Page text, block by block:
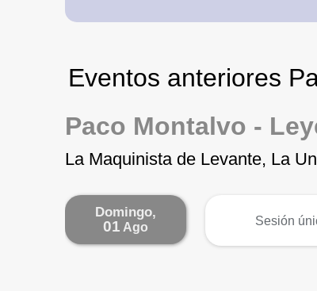
Eventos anteriores
Paco Montalvo -
La Maquinista de Levante, La
Domingo,
01 Ago Sesión